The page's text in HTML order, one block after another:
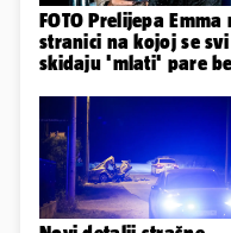
FOTO Prelijepa Emma
stranici na kojoj se svi
skidaju 'mlati' pare